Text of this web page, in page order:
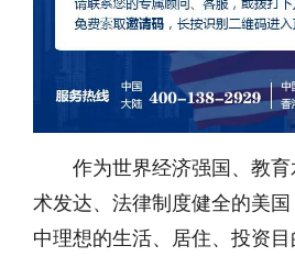
作为世界经济强国、教育
术发达、法律制度健全的美
中理想的生活、居住、投资